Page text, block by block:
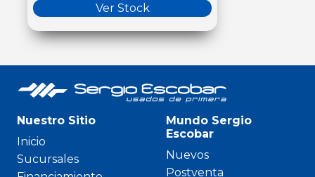
Ver Stock
Nuestro Sitio
Inicio
Sucursales
Mundo Sergio
Escobar
Nuevos
Postventa